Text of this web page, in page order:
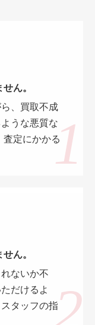
ん。
、買取不成
うな悪質な
定にかかる
ん。
ないか不
だけるよ
タッフの指